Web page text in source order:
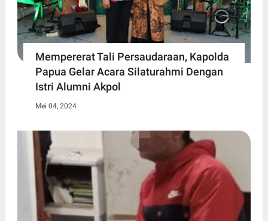
Mempererat Tali Persaudaraan, Kapolda
Papua Gelar Acara Silaturahmi Dengan
Istri Alumni Akpol
Mei 04, 2024